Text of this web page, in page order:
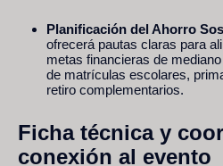
Planificación del Ahorro
ofrecerá pautas claras para
metas financieras de
de matrículas escolares,
retiro complementarios.
Ficha técnica y
conexión al evento